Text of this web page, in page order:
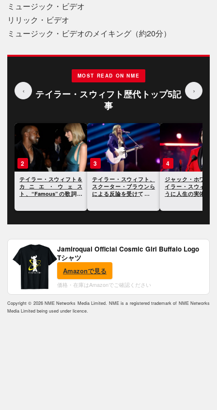
ミュージック・ビデオ
リリック・ビデオ
ミュージック・ビデオのメイキング（約20分）
‹
MOST READ ON NME
テイラー・スウィフト歴代トップ5記
事
›
3
テイラー・スウィフト、
スクーター・ブラウンら
による反論を受けてさら
4
ジャック・ホワイト、テ
イラー・スウィフトのよ
うに人生の実体験を歌詞
5
テイラー・スウィ
ドキュメンタリー
ー中に経験した二
Jamiroquai Official Cosmic Girl Buffalo Logo
Tシャツ
Amazonで見る
価格・在庫はAmazonでご確認ください
Copyright © 2026 NME Networks Media Limited. NME is a registered trademark of NME Networks
Media Limited being used under licence.